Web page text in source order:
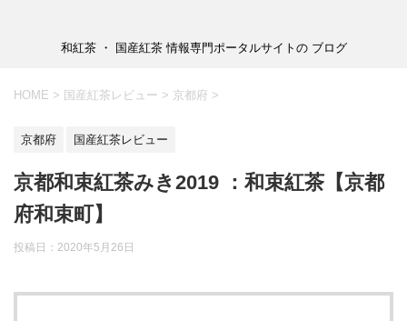
和紅茶 ・ 国産紅茶 情報専門ポータルサイトの ブログ
HOME > 国産紅茶レビュー > 京都府 >
京都府 国産紅茶レビュー
京都和束紅茶みき2019 ：和束紅茶【京都
府和束町】
投稿日： 2020年5月26日